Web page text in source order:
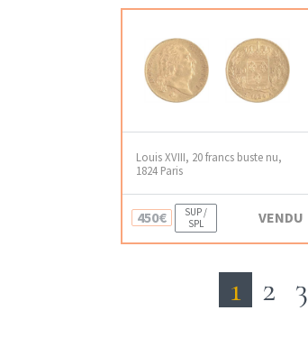
Louis XVIII, 20 francs buste nu,
1824 Paris
450€
SUP /
SPL
VENDU
1 2 3